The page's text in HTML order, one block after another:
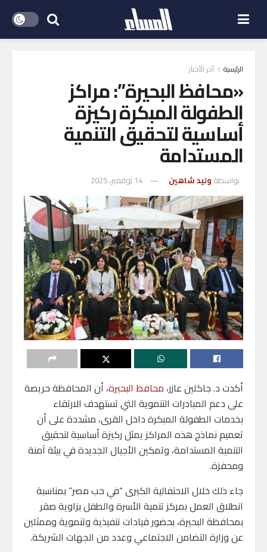
الرئيسية آخر الأخبار
«محافظ البحيرة”: مراكز
الطفولة المبكرة ركيزة
أساسية لتحقيق التنمية
المستدامة
بواسطة وليد شاهين 14 نوفمبر، 2025
أكدت د. جاكلين عازر، محافظ البحيرة، أن المحافظة حريصة
على دعم المبادرات التنموية التي تستهدف الارتقاء
بخدمات الطفولة المبكرة داخل القرى، مشددة على أن
تعميم نماذج هذه المراكز يمثل ركيزة أساسية لتحقيق
التنمية المستدامة، وتمكين الأجيال الجديدة في بيئة آمنة
ومحفزة.
جاء ذلك خلال الاحتفالية الكبرى “في حب مصر” بمناسبة
انطلاق العمل بمركز تنمية الأسرة والطفل بزاوية صقر
بمحافظة البحيرة، بحضور قيادات تنفيذية وتنموية وممثلين
عن وزارة التضامن الاجتماعي وعدد من الجهات الشريكة.